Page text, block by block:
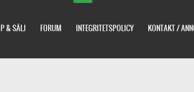
& SÄLJ FORUM INTEGRITETSPOLICY KONTAKT /